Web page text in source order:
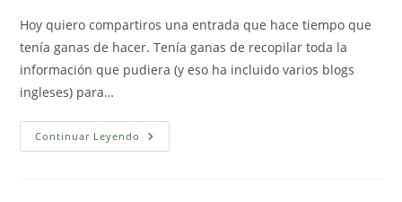
la
entrada:
Hoy quiero compartiros una entrada que hace tiempo que
tenía ganas de hacer. Tenía ganas de recopilar toda la
información que pudiera (y eso ha incluido varios blogs
ingleses) para…
Continuar Leyendo Método
Montessori